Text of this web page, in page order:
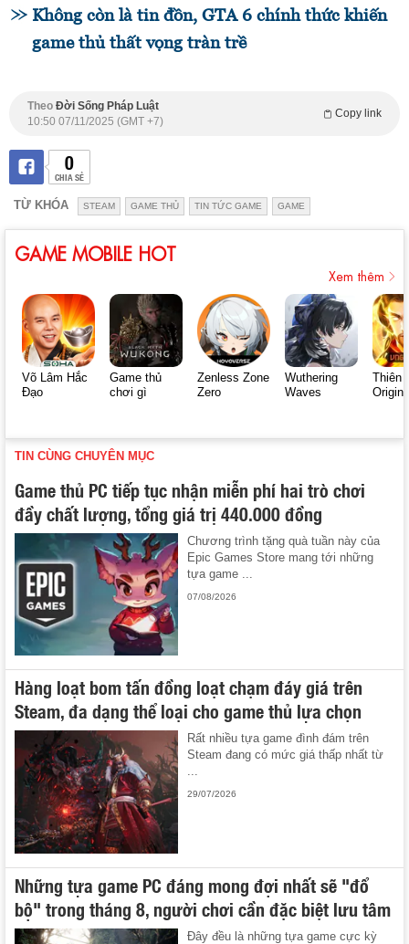
Không còn là tin đồn, GTA 6 chính thức khiến
game thủ thất vọng tràn trề
Theo Đời Sống Pháp Luật
Copy link
10:50 07/11/2025 (GMT +7)
0
CHIA SẺ
TỪ KHÓA STEAM GAME THỦ TIN TỨC GAME GAME
GAME MOBILE HOT
Xem thêm
Võ Lâm Hắc
Đạo
Game thủ
chơi gì
Zenless Zone
Zero
Wuthering
Waves
Thiên
Origin
TIN CÙNG CHUYÊN MỤC
Game thủ PC tiếp tục nhận miễn phí hai trò chơi
đầy chất lượng, tổng giá trị 440.000 đồng
Chương trình tặng quà tuần này của
Epic Games Store mang tới những
tựa game ...
07/08/2026
Hàng loạt bom tấn đồng loạt chạm đáy giá trên
Steam, đa dạng thể loại cho game thủ lựa chọn
Rất nhiều tựa game đình đám trên
Steam đang có mức giá thấp nhất từ
...
29/07/2026
Những tựa game PC đáng mong đợi nhất sẽ "đổ
bộ" trong tháng 8, người chơi cần đặc biệt lưu tâm
Đây đều là những tựa game cực kỳ